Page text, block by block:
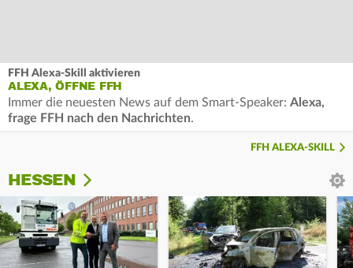
FFH Alexa-Skill aktivieren
ALEXA, ÖFFNE FFH
Immer die neuesten News auf dem Smart-Speaker: Alexa,
frage FFH nach den Nachrichten.
FFH ALEXA-SKILL
HESSEN